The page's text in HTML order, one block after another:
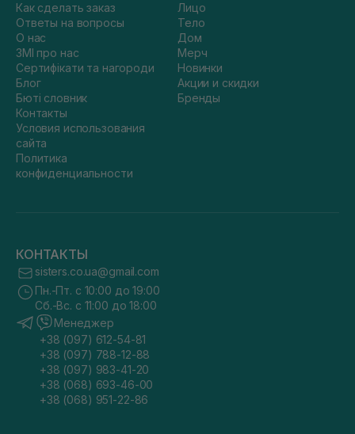
Как сделать заказ
Ответы на вопросы
О нас
ЗМІ про нас
Сертифікати та нагороди
Блог
Бюті словник
Контакты
Условия использования
сайта
Политика
конфиденциальности
Лицо
Тело
Дом
Мерч
Новинки
Акции и скидки
Бренды
КОНТАКТЫ
sisters.co.ua@gmail.com
Пн.-Пт. с 10:00 до 19:00
Сб.-Вс. с 11:00 до 18:00
Менеджер
+38 (097) 612-54-81
+38 (097) 788-12-88
+38 (097) 983-41-20
+38 (068) 693-46-00
+38 (068) 951-22-86